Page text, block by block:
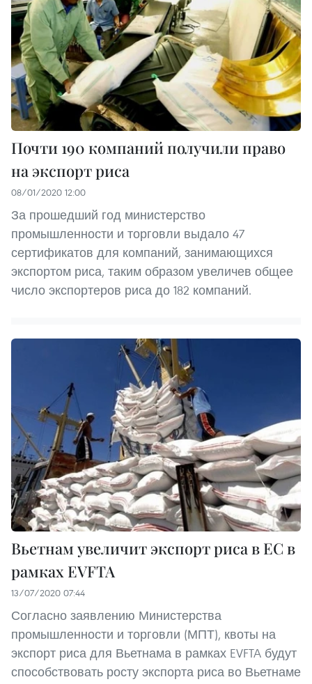
Почти 190 компаний получили право
на экспорт риса
08/01/2020 12:00
За прошедший год министерство
промышленности и торговли выдало 47
сертификатов для компаний, занимающихся
экспортом риса, таким образом увеличев общее
число экспортеров риса до 182 компаний.
Вьетнам увеличит экспорт риса в ЕС в
рамках EVFTA
13/07/2020 07:44
Согласно заявлению Министерства
промышленности и торговли (МПТ), квоты на
экспорт риса для Вьетнама в рамках EVFTA будут
способствовать росту экспорта риса во Вьетнаме